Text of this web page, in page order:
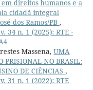
direitos humanos e a
cidadã integral
dos Ramos/PB ,
34 n. 1 (2025): RTE -
Massena, UMA
PRISIONAL NO BRASIL:
DE CIÊNCIAS ,
31 n. 1 (2022): RTE